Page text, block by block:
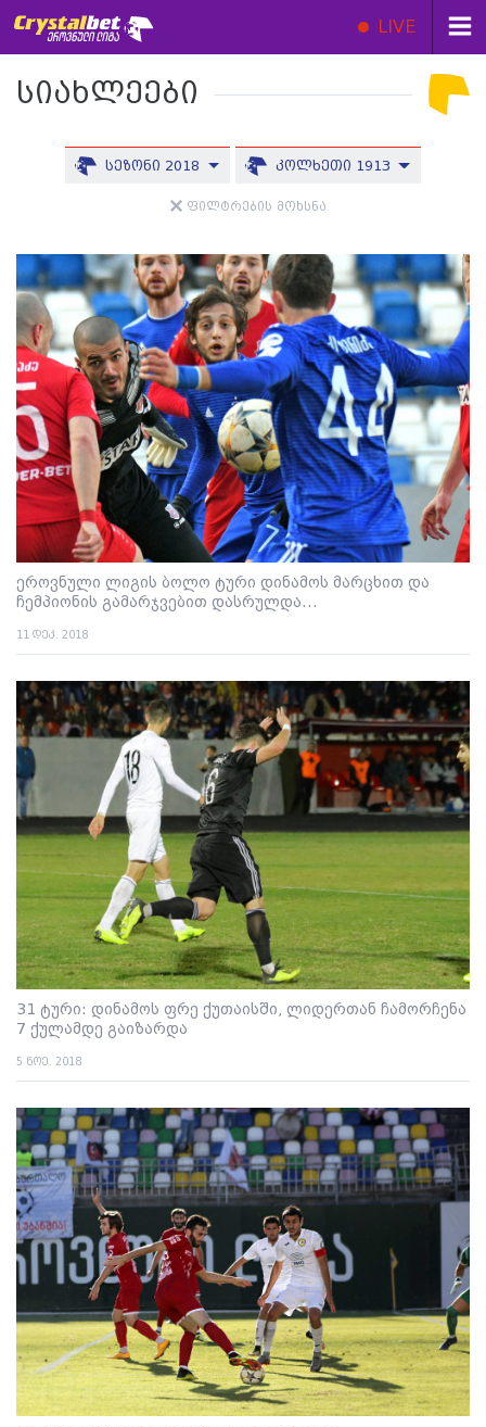
LIVE
სიახლეები
სეზონი 2018 კოლხეთი 1913
ფილტრების მოხსნა
ეროვნული ლიგის ბოლო ტური დინამოს მარცხით და
ჩემპიონის გამარჯვებით დასრულდა...
11 დეკ. 2018
31 ტური: დინამოს ფრე ქუთაისში, ლიდერთან ჩამორჩენა
7 ქულამდე გაიზარდა
5 ნოე. 2018